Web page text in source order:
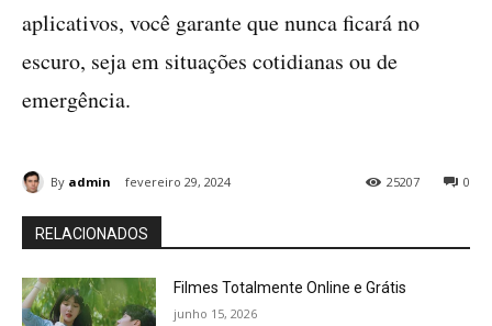
aplicativos, você garante que nunca ficará no
escuro, seja em situações cotidianas ou de
emergência.
0
25207
By admin fevereiro 29, 2024
RELACIONADOS
Filmes Totalmente Online e Grátis
junho 15, 2026